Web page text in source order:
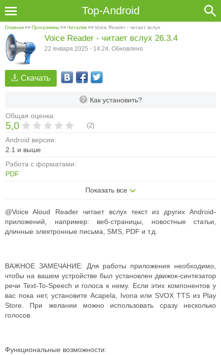
Top-Android
Главная>>Программы>>Читалки >>Voice Reader - читает вслух
Скачать
Как установить?
Общая оценка:
5,0 (2)
Android версии:
2.1 и выше
Работа с форматами:
PDF
Показать все
Voice Reader - читает вслух 26.3.4
22 января 2025 - 14:24. Обновлено
@Voice Aloud Reader читает вслух текст из других Android-
приложений, например: веб-страницы, новостные статьи,
длинные электронные письма, SMS, PDF и т.д.
ВАЖНОЕ ЗАМЕЧАНИЕ: Для работы приложения необходимо,
чтобы на вашем устройстве был установлен движок-синтезатор
речи Text-To-Speech и голоса к нему. Если этих компонентов у
вас пока нет, установите Acapela, Ivona или SVOX TTS из Play
Store. При желании можно использовать сразу несколько
голосов.
Функциональные возможности: